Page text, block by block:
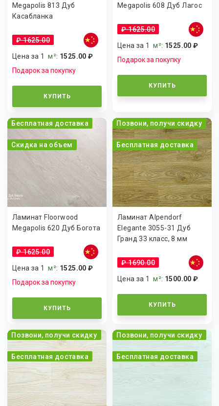
Megapolis 813 Дуб
Касабланка
₽ 1625.00
Цена за 1м²: 1525.00 ₽
Подарок за покупку
КУПИТЬ
Megapolis 608 Дуб Лагос
₽ 1625.00
Цена за 1м²: 1525.00 ₽
Подарок за покупку
КУПИТЬ
Бесплатная доставка
Скидка на объем
Ламинат Floorwood
Megapolis 620 Дуб Богота
₽ 1625.00
Цена за 1м²: 1525.00 ₽
Подарок за покупку
КУПИТЬ
Позвони, получи скидку
Бесплатная доставка
Ламинат Alpendorf
Elegante 3055-31 Дуб
Гранд 33 класс, 8 мм
₽ 1690.00
Цена за 1м²: 1500.00 ₽
КУПИТЬ
Позвони, получи скидку
Бесплатная доставка
Позвони, получи скидку
Бесплатная доставка